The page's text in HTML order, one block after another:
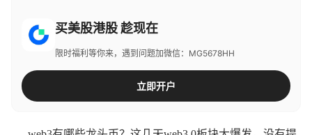
买美股港股 趁现在
限时福利等你来，遇到问题加微信：MG5678HH
立即开户